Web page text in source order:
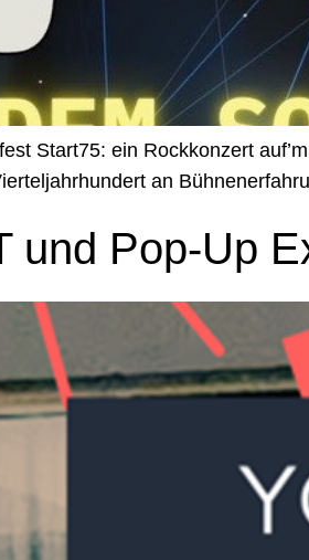
Start75: ein Rockkonzert
an
und Pop-Up